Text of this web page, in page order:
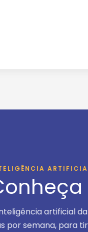
artificial
por semana, para